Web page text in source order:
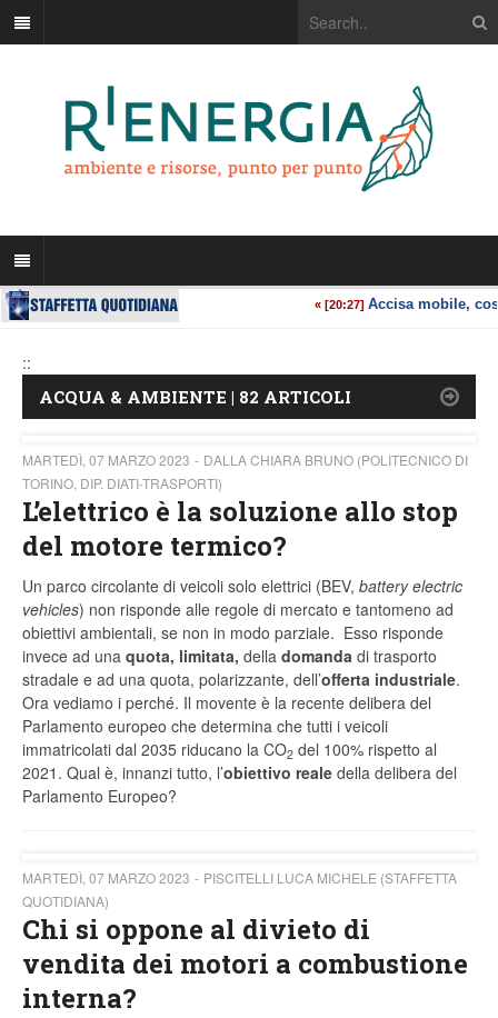
::
ACQUA & AMBIENTE | 82 ARTICOLI
MARTEDÌ, 07 MARZO 2023
DALLA CHIARA BRUNO (POLITECNICO DI
TORINO, DIP. DIATI-TRASPORTI)
L’elettrico è la soluzione allo stop
del motore termico?
Un parco circolante di veicoli solo elettrici (BEV, battery electric
vehicles) non risponde alle regole di mercato e tantomeno ad
obiettivi ambientali, se non in modo parziale. Esso risponde
invece ad una quota, limitata, della domanda di trasporto
stradale e ad una quota, polarizzante, dell’offerta industriale.
Ora vediamo i perché. Il movente è la recente delibera del
Parlamento europeo che determina che tutti i veicoli
immatricolati dal 2035 riducano la CO2 del 100% rispetto al
2021. Qual è, innanzi tutto, l’obiettivo reale della delibera del
Parlamento Europeo?
MARTEDÌ, 07 MARZO 2023
PISCITELLI LUCA MICHELE (STAFFETTA
QUOTIDIANA)
Chi si oppone al divieto di
vendita dei motori a combustione
interna?